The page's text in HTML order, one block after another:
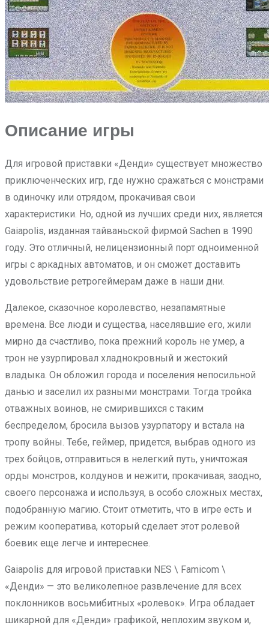
Описание игры
Для игровой приставки «Денди» существует множество
приключенческих игр, где нужно сражаться с монстрами
в одиночку или отрядом, прокачивая свои
характеристики. Но, одной из лучших среди них, является
Gaiapolis, изданная тайваньской фирмой Sachen в 1990
году. Это отличный, нелицензионный порт одноименной
игры с аркадных автоматов, и он сможет доставить
удовольствие ретрогеймерам даже в наши дни.
Далекое, сказочное королевство, незапамятные
времена. Все люди и существа, населявшие его, жили
мирно да счастливо, пока прежний король не умер, а
трон не узурпировал хладнокровный и жестокий
владыка. Он обложил города и поселения непосильной
данью и заселил их разными монстрами. Тогда тройка
отважных воинов, не смирившихся с таким
беспределом, бросила вызов узурпатору и встала на
тропу войны. Тебе, геймер, придется, выбрав одного из
трех бойцов, отправиться в нелегкий путь, уничтожая
орды монстров, колдунов и нежити, прокачивая, заодно,
своего персонажа и используя, в особо сложных местах,
подобранную магию. Стоит отметить, что в игре есть и
режим кооператива, который сделает этот ролевой
боевик еще легче и интереснее.
Gaiapolis для игровой приставки NES \ Famicom \
«Денди» — это великолепное развлечение для всех
поклонников восьмибитных «ролевок». Игра обладает
шикарной для «Денди» графикой, неплохим звуком и,